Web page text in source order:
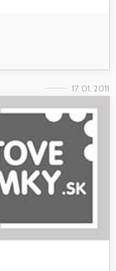
17. 01. 2011